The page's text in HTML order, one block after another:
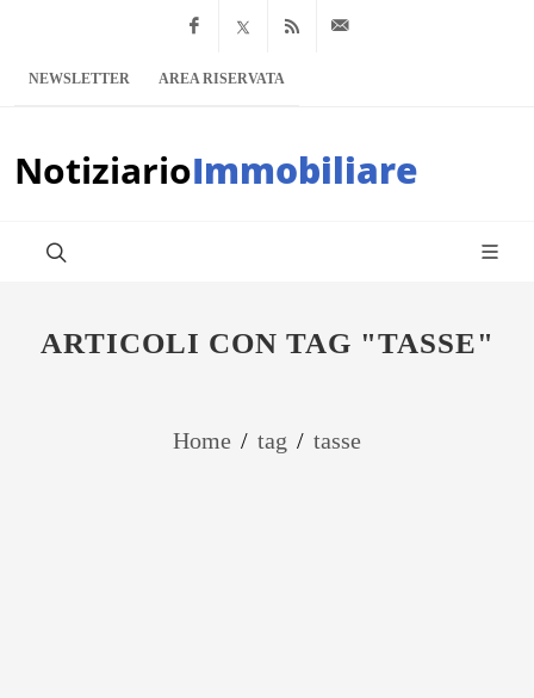
Facebook
x.com Feed RSS
NEWSLETTER AREA RISERVATA
NotiziarioImmobiliare
ARTICOLI CON TAG "TASSE"
Home / tag / tasse